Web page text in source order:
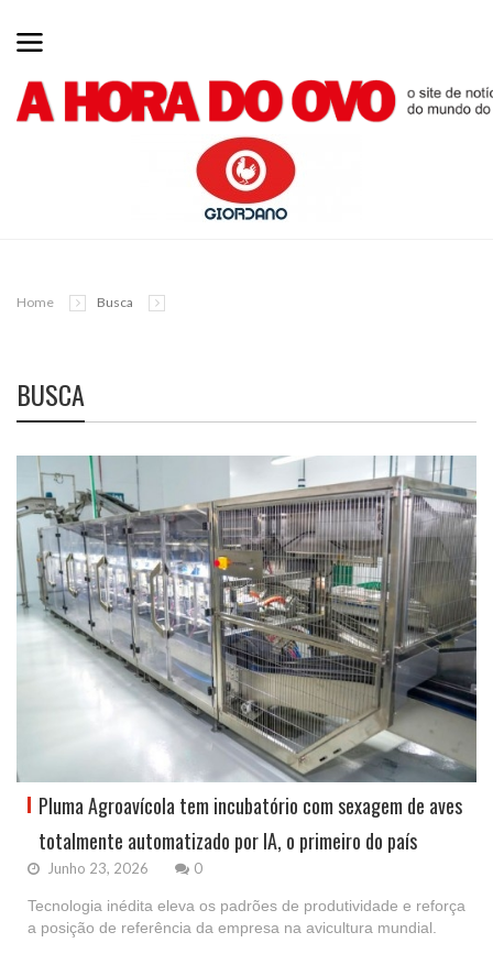
Home Busca
BUSCA
Pluma Agroavícola tem incubatório com sexagem de aves
totalmente automatizado por IA, o primeiro do país
Junho 23, 2026 0
Tecnologia inédita eleva os padrões de produtividade e reforça
a posição de referência da empresa na avicultura mundial.